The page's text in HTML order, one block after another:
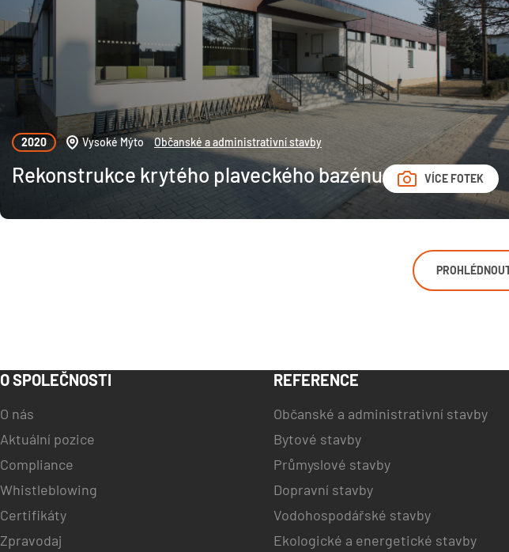
Rekonstrukce krytého plaveckého bazénu
2020 Vysoké Mýto Občanské a administrativní stavby
VÍCE FOTEK
O SPOLEČNOSTI
O nás
Aktuální pozice
Compliance
Whistleblowing
Certifikáty
Zpravodaj
REFERENCE
Občanské a administrativní stavby
Bytové stavby
Průmyslové stavby
Dopravní stavby
Vodohospodářské stavby
Ekologické a energetické stavby